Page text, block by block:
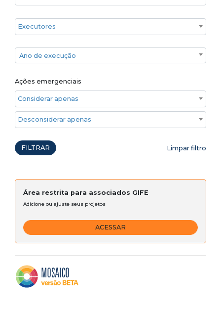
Executores
Ano de execução
Ano de execução
Ações emergenciais
Considerar apenas ações emergenciais
Desconsiderar apenas ações emergenciais
FILTRAR Limpar filtro
Área restrita para associados GIFE
Adicione ou ajuste seus projetos
ACESSAR